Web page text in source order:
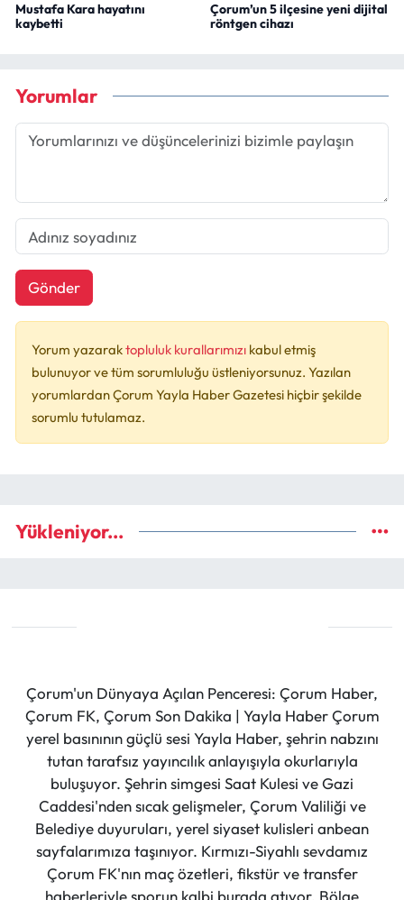
Mustafa Kara hayatını
kaybetti
Çorum’un 5 ilçesine yeni dijital
röntgen cihazı
Yorumlar
Gönder
Yorum yazaraktopluluk kurallarımızı kabul etmiş
bulunuyor ve tüm sorumluluğu üstleniyorsunuz. Yazılan
yorumlardan Çorum Yayla Haber Gazetesi hiçbir şekilde
sorumlu tutulamaz.
Yükleniyor...
Çorum'un Dünyaya Açılan Penceresi: Çorum Haber,
Çorum FK, Çorum Son Dakika | Yayla Haber Çorum
yerel basınının güçlü sesi Yayla Haber, şehrin nabzını
tutan tarafsız yayıncılık anlayışıyla okurlarıyla
buluşuyor. Şehrin simgesi Saat Kulesi ve Gazi
Caddesi'nden sıcak gelişmeler, Çorum Valiliği ve
Belediye duyuruları, yerel siyaset kulisleri anbean
sayfalarımıza taşınıyor. Kırmızı-Siyahlı sevdamız
Çorum FK'nın maç özetleri, fikstür ve transfer